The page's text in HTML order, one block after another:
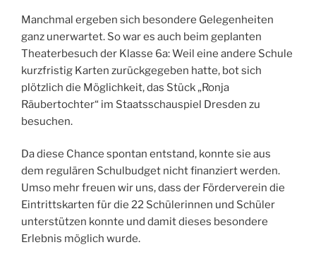
Manchmal ergeben sich besondere Gelegenheiten
ganz unerwartet. So war es auch beim geplanten
Theaterbesuch der Klasse 6a: Weil eine andere Schule
kurzfristig Karten zurückgegeben hatte, bot sich
plötzlich die Möglichkeit, das Stück „Ronja
Räubertochter“ im Staatsschauspiel Dresden zu
besuchen.
Da diese Chance spontan entstand, konnte sie aus
dem regulären Schulbudget nicht finanziert werden.
Umso mehr freuen wir uns, dass der Förderverein die
Eintrittskarten für die 22 Schülerinnen und Schüler
unterstützen konnte und damit dieses besondere
Erlebnis möglich wurde.